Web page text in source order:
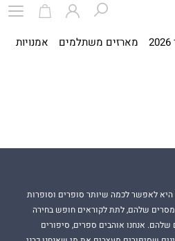
מארזים משתלמים אמנויות
לאפשר לכמה שיותר סופרים וסופרות
שלהם, לתת לקוראים חופש בחירה
אנחנו אוהבים ספרים, סיפורים